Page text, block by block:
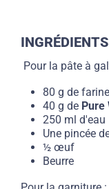
Pour la pâte à
80 g de
40 g de Pure
250 ml d'eau
Une pincée
½ œuf
Beurre